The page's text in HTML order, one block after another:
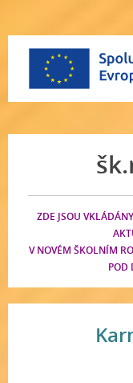
ZDE JSOU
V NOVÉM ŠKOLNÍM
POD